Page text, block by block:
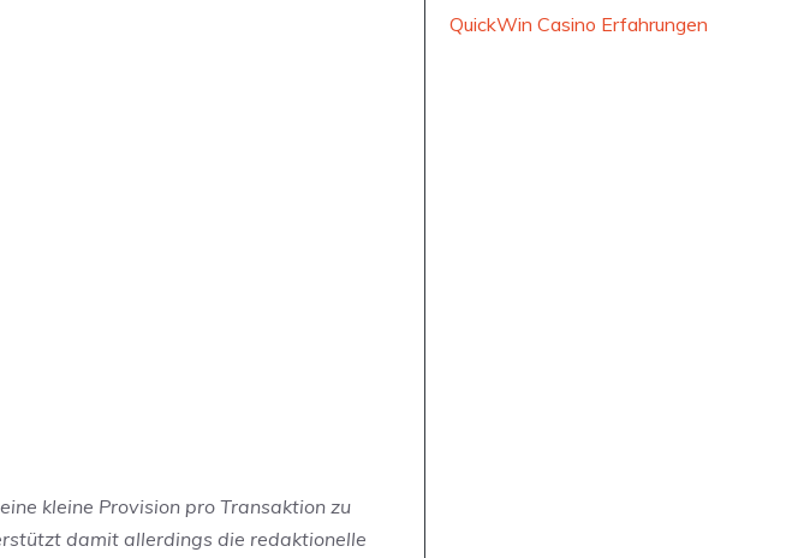
kleine Provision pro Transaktion zu
damit allerdings die redaktionelle
QuickWin Casino Erfahrungen